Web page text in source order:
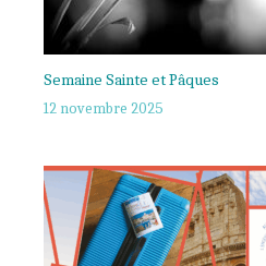
Semaine Sainte et Pâques
12 novembre 2025